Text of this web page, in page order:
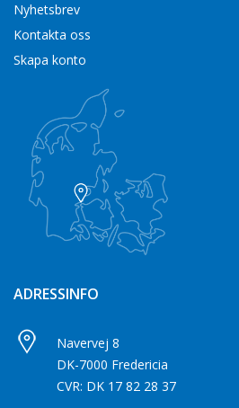
Nyhetsbrev
Kontakta oss
Skapa konto
ADRESSINFO
Navervej 8
DK-7000 Fredericia
CVR: DK 17 82 28 37